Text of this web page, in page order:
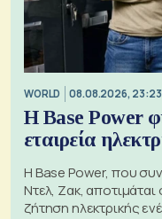
WORLD 08.08.2026, 23:23
Η Base Power
εταιρεία
Η Base Power, που
Ντελ, Ζακ,
ζήτηση ηλεκτρικής